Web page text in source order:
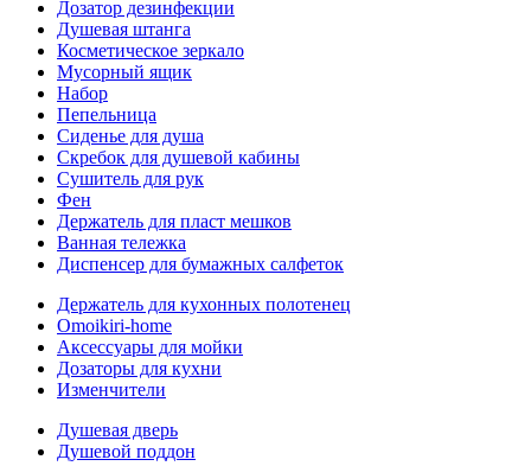
Дозатор дезинфекции
Душевая штанга
Косметическое зеркало
Мусорный ящик
Набор
Пепельница
Сиденье для душа
Скребок для душевой кабины
Сушитель для рук
Фен
Держатель для пласт мешков
Ванная тележка
Диспенсер для бумажных салфеток
Держатель для кухонных полотенец
Omoikiri-home
Аксессуары для мойки
Дозаторы для кухни
Изменчители
Душевая дверь
Душевой поддон